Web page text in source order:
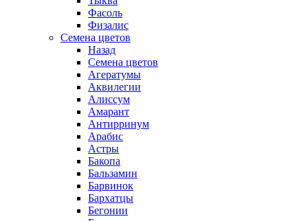
Фасоль
Физалис
Семена цветов
Назад
Семена цветов
Агератумы
Аквилегии
Алиссум
Амарант
Антирринум
Арабис
Астры
Бакопа
Бальзамин
Барвинок
Бархатцы
Бегонии